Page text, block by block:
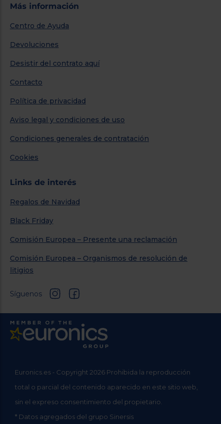
Más información
Centro de Ayuda
Devoluciones
Desistir del contrato aquí
Contacto
Política de privacidad
Aviso legal y condiciones de uso
Condiciones generales de contratación
Cookies
Links de interés
Regalos de Navidad
Black Friday
Comisión Europea – Presente una reclamación
Comisión Europea – Organismos de resolución de
litigios
Síguenos
Euronics.es - Copyright 2026 Prohibida la reproducción
total o parcial del contenido aparecido en este sitio web,
sin el expreso consentimiento del propietario.
* Datos agregados del grupo Sinersis